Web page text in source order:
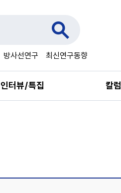
방사선연구 최신연구동향
인터뷰/특집 칼럼